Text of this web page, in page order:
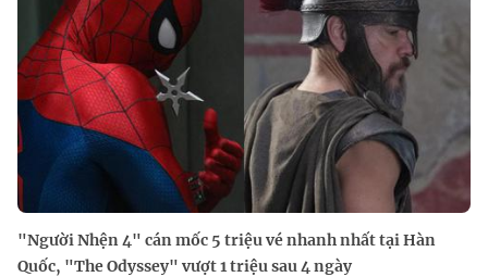
"Người Nhện 4" cán mốc 5 triệu vé nhanh nhất tại Hàn
Quốc, "The Odyssey" vượt 1 triệu sau 4 ngày